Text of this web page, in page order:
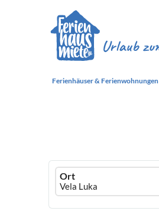
Ferienhäuser & Ferienwohnungen
Ferienhausmiete
logo
Ort